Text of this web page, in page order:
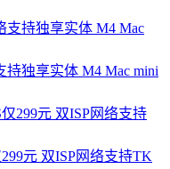
持独享实体 M4 Mac mini
元 双ISP网络支持TK